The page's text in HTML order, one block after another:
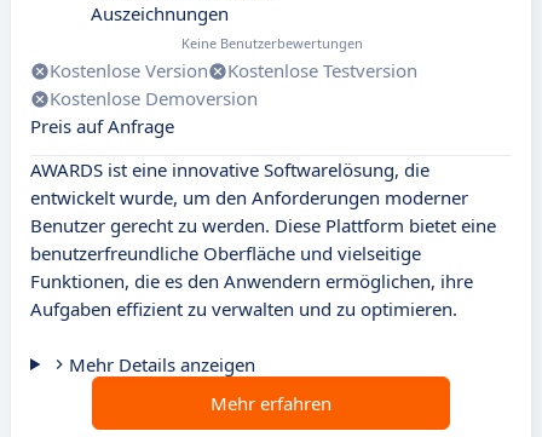
Auszeichnungen
Keine Benutzerbewertungen
Kostenlose Version
Kostenlose Testversion
Kostenlose Demoversion
Preis auf Anfrage
AWARDS ist eine innovative Softwarelösung, die
entwickelt wurde, um den Anforderungen moderner
Benutzer gerecht zu werden. Diese Plattform bietet eine
benutzerfreundliche Oberfläche und vielseitige
Funktionen, die es den Anwendern ermöglichen, ihre
Aufgaben effizient zu verwalten und zu optimieren.
Mehr Details anzeigen
Mehr erfahren